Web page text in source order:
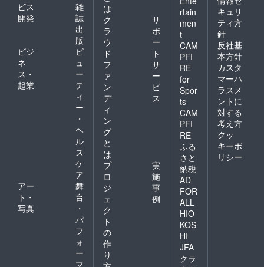
ビス
開発
雑
誌
出
版
ビジ
ネ
ス・
起業
ビ
ュ
ー
テ
ィ
ー
・
ヘ
ル
ス
ケ
ア
アー
ト・
写真
舞
台
・
パ
フ
ォ
ー
マ
は
ク
ラ
ウ
ド
フ
ァ
ン
デ
ィ
ン
グ
と
は
サ
ポ
ー
ト
サ
ー
ビ
ス
プ
ロ
ジ
ェ
ク
ト
の
作
り
実
施
事
例
rtain
men
t
CAM
PFI
RE
for
Spor
ts
CAM
PFI
RE
ふる
さと
納税
AD
FOR
ALL
HIO
KOS
HI
JFA
クラ
キュリ
ティ方
針
反社基
本方針
カスタ
マーハ
ラスメ
ントに
対する
考え方
クッ
キーポ
リシー